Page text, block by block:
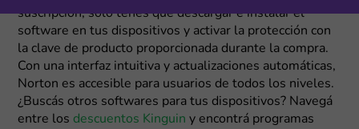
suscripción, solo tenés que descargar e instalar el
software en tus dispositivos y activar la protección con
la clave de producto proporcionada durante la compra.
Con una interfaz intuitiva y actualizaciones automáticas,
Norton es accesible para usuarios de todos los niveles.
¿Buscás otros softwares para tus dispositivos? Navegá
entre los descuentos Kinguin y encontrá programas